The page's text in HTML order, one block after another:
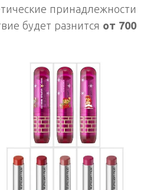
принадлежности
будет разнится от 700